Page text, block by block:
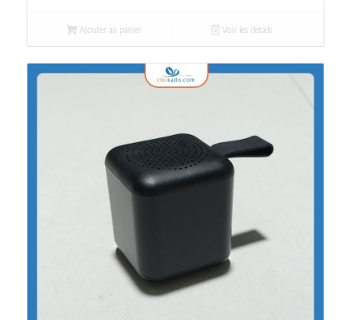
Ajouter au panier Voir les détails